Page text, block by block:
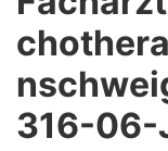
316-06-